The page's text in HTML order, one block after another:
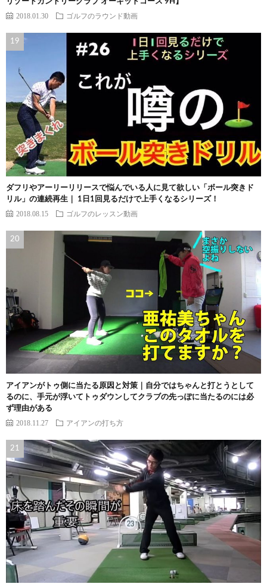
2018.01.30 ゴルフのラウンド動画
ダフリやアーリーリリースで悩んでいる人に見て欲しい「ボール突きド
リル」の連続再生｜ 1日1回見るだけで上手くなるシリーズ！
2018.08.15 ゴルフのレッスン動画
アイアンがトゥ側に当たる原因と対策｜自分ではちゃんと打とうとして
るのに、手元が浮いてトゥダウンしてクラブの先っぽに当たるのには必
ず理由がある
2018.11.27 アイアンの打ち方